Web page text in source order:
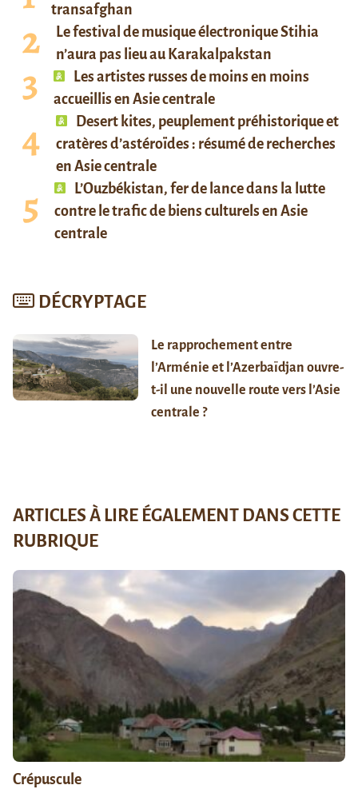
transafghan
Le festival de musique électronique Stihia
n’aura pas lieu au Karakalpakstan
Les artistes russes de moins en moins
accueillis en Asie centrale
Desert kites, peuplement préhistorique et
cratères d’astéroïdes : résumé de recherches
en Asie centrale
L’Ouzbékistan, fer de lance dans la lutte
contre le trafic de biens culturels en Asie
centrale
DÉCRYPTAGE
Le rapprochement entre
l’Arménie et l’Azerbaïdjan ouvre-
t-il une nouvelle route vers l’Asie
centrale ?
ARTICLES À LIRE ÉGALEMENT DANS CETTE
RUBRIQUE
Crépuscule